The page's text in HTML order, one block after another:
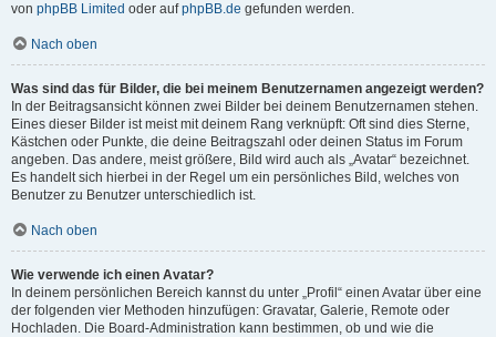
von phpBB Limited oder aufphpBB.de gefunden werden.
Nach oben
Was sind das für Bilder, die bei meinem Benutzernamen angezeigt werden?
In der Beitragsansicht können zwei Bilder bei deinem Benutzernamen stehen.
Eines dieser Bilder ist meist mit deinem Rang verknüpft: Oft sind dies Sterne,
Kästchen oder Punkte, die deine Beitragszahl oder deinen Status im Forum
angeben. Das andere, meist größere, Bild wird auch als „Avatar“ bezeichnet.
Es handelt sich hierbei in der Regel um ein persönliches Bild, welches von
Benutzer zu Benutzer unterschiedlich ist.
Nach oben
Wie verwende ich einen Avatar?
In deinem persönlichen Bereich kannst du unter „Profil“ einen Avatar über eine
der folgenden vier Methoden hinzufügen: Gravatar, Galerie, Remote oder
Hochladen. Die Board-Administration kann bestimmen, ob und wie die